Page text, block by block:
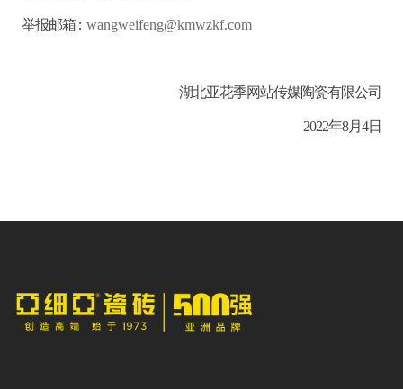
举报邮箱： wangweifeng@kmwzkf.com
湖北亚花季网站传媒陶瓷有限公司
2022年8月4日